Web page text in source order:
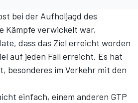
bei der Aufholjagd des
Kämpfe verwickelt war,
dass das Ziel erreicht worden
auf jeden Fall erreicht. Es hat
besonderes im Verkehr mit den
einfach, einem anderen GTP